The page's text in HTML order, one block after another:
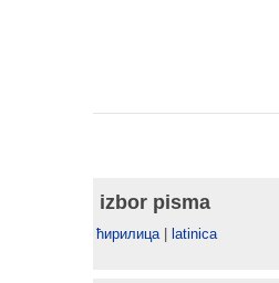
izbor pisma
ћирилица| latinica